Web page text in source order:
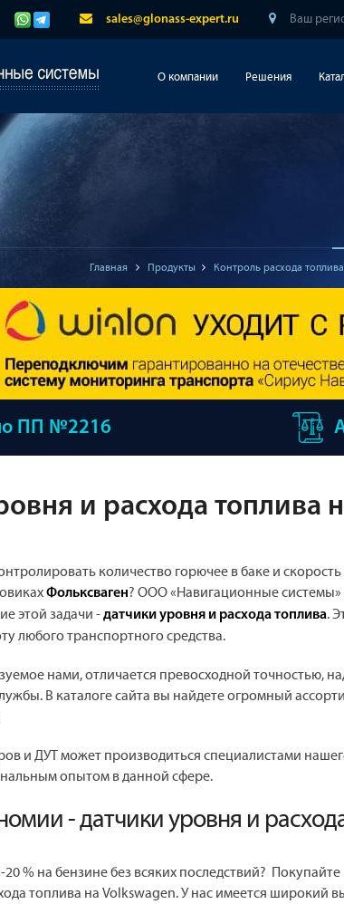
sales@glonass-expert.ru Ваш
О компании Решения
Главная Продукты Контроль расхода
ПП №2216
и расхода топлива
количество горючее в баке и скорость
Фольксваген? ООО «Навигационные системы»
этой задачи -датчики уровня и расхода топлива.
любого транспортного средства.
нами, отличается превосходной точностью,
В каталоге сайта вы найдете огромный
и ДУТ может производиться специалистами
опытом в данной сфере.
- датчики уровня и
20 % на бензине без всяких последствий?
топлива на Volkswagen. У нас имеется широкий